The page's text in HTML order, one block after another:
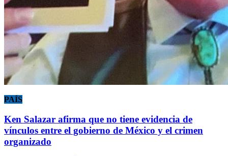
PAÍS
Ken Salazar afirma que no tiene evidencia de
vínculos entre el gobierno de México y el crimen
organizado